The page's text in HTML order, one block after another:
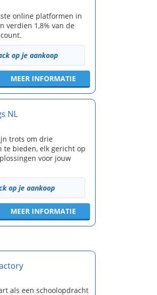
online platformen in
verdien 1,8% van de
op je aankoop
MEER INFORMATIE
NL
trots om drie
te bieden, elk gericht op
voor jouw
op je aankoop
MEER INFORMATIE
als een schoolopdracht